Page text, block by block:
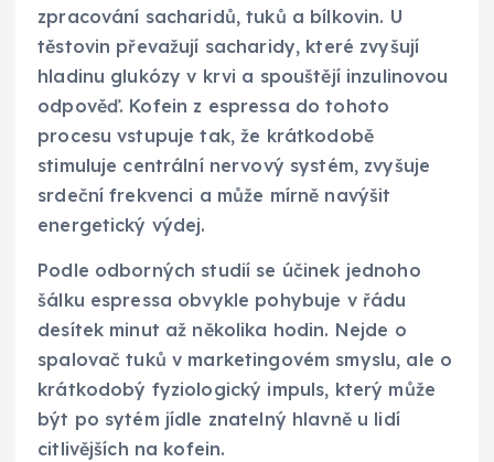
zpracování sacharidů, tuků a bílkovin. U
těstovin převažují sacharidy, které zvyšují
hladinu glukózy v krvi a spouštějí inzulinovou
odpověď. Kofein z espressa do tohoto
procesu vstupuje tak, že krátkodobě
stimuluje centrální nervový systém, zvyšuje
srdeční frekvenci a může mírně navýšit
energetický výdej.
Podle odborných studií se účinek jednoho
šálku espressa obvykle pohybuje v řádu
desítek minut až několika hodin. Nejde o
spalovač tuků v marketingovém smyslu, ale o
krátkodobý fyziologický impuls, který může
být po sytém jídle znatelný hlavně u lidí
citlivějších na kofein.